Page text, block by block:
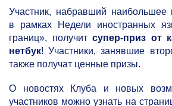
Участник, набравший наибольшее
в рамках Недели иностранных
границ», получит супер-приз
нетбук! Участники, занявшие
также получат ценные призы.
О новостях Клуба и новых
участников можно узнать на